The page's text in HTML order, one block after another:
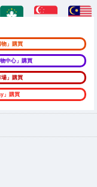
物」購買
中心」購買
場」購買
」購買